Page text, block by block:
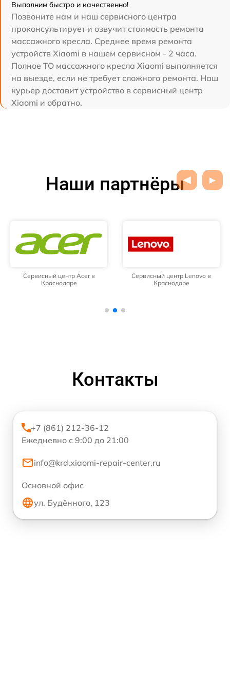
Выполним быстро и качественно!
Позвоните нам и наш сервисного центра
проконсультирует и озвучит стоимость ремонта
массажного кресла. Среднее время ремонта
устройств Xiaomi в нашем сервисном - 2 часа.
Полное ТО массажного кресла Xiaomi выполняется
на выезде, если не требует сложного ремонта. Наш
курьер доставит устройство в сервисный центр
Xiaomi и обратно.
Наши партнёры
Сервисный центр Acer в
Краснодаре
Сервисный центр Lenovo в
Краснодаре
Контакты
+7 (861) 212-36-12
Ежедневно с 9:00 до 21:00
info@krd.xiaomi-repair-center.ru
Основной офис
ул. Будённого, 123